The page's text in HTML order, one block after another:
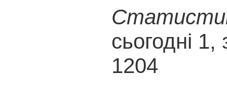
сьогодні 1,
1204